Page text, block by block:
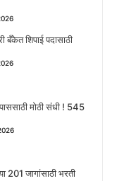
बँकेत शिपाई पदासाठी
मोठी संधी ! 545
201 जागांसाठी भरती